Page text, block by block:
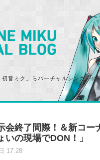
初音ミク」らバーチャルシンガーの
会終了間際！＆新コー
いの現場でDON！」
17:28